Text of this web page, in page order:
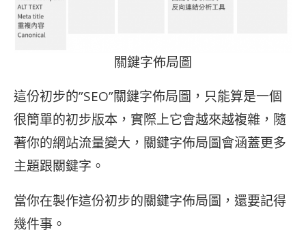
關鍵字佈局圖
這份初步的”SEO”關鍵字佈局圖，只能算是一個
很簡單的初步版本，實際上它會越來越複雜，隨
著你的網站流量變大，關鍵字佈局圖會涵蓋更多
主題跟關鍵字。
當你在製作這份初步的關鍵字佈局圖，還要記得
幾件事。